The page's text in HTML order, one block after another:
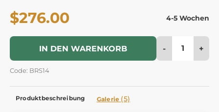
$276.00 4-5 Wochen
IN DEN WARENKORB - +
Code: BRS14
Produktbeschreibung Galerie (5)